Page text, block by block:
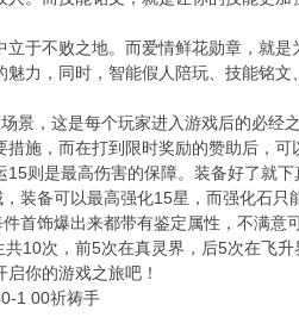
于不败之地。而爱情鲜花勋章，就
力，同时，智能假人陪玩、技能铭
景，这是每个玩家进入游戏后的必经
施，而在打到限时奖励的赞助后，可
则是最高伤害的保障。装备好了就
装备可以最高强化15星，而强化石只
首饰爆出来都带有鉴定属性，不满
10次，前5次在真灵界，后5次在飞升
你的游戏之旅吧！
1 00祈祷手